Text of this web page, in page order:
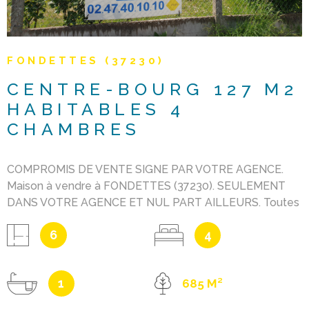
FONDETTES (37230)
CENTRE-BOURG 127 M2
HABITABLES 4
CHAMBRES
COMPROMIS DE VENTE SIGNE PAR VOTRE AGENCE.
Maison à vendre à FONDETTES (37230). SEULEMENT
DANS VOTRE AGENCE ET NUL PART AILLEURS. Toutes
commodités sur place (boulangerie, charcuterie,
fromager, restaurants, supermarché, marché couvert,
écoles, commerces, parc de jeux pour enfants, Arrêt de
bus Fil bleu etc.). 127 M2 habitables + garage 26 M2 et
buanderie 12 M2. Entrée séparée 8.24 M2 + séjour avec
6 4
1 685 M²